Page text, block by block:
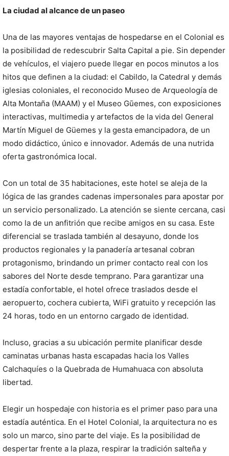
La ciudad al alcance de un paseo
Una de las mayores ventajas de hospedarse en el Colonial es
la posibilidad de redescubrir Salta Capital a pie. Sin depender
de vehículos, el viajero puede llegar en pocos minutos a los
hitos que definen a la ciudad: el Cabildo, la Catedral y demás
iglesias coloniales, el reconocido Museo de Arqueología de
Alta Montaña (MAAM) y el Museo Gūemes, con exposiciones
interactivas, multimedia y artefactos de la vida del General
Martín Miguel de Güemes y la gesta emancipadora, de un
modo didáctico, único e innovador. Además de una nutrida
oferta gastronómica local.
Con un total de 35 habitaciones, este hotel se aleja de la
lógica de las grandes cadenas impersonales para apostar por
un servicio personalizado. La atención se siente cercana, casi
como la de un anfitrión que recibe amigos en su casa. Este
diferencial se traslada también al desayuno, donde los
productos regionales y la panadería artesanal cobran
protagonismo, brindando un primer contacto real con los
sabores del Norte desde temprano. Para garantizar una
estadía confortable, el hotel ofrece traslados desde el
aeropuerto, cochera cubierta, WiFi gratuito y recepción las
24 horas, todo en un entorno cargado de identidad.
Incluso, gracias a su ubicación permite planificar desde
caminatas urbanas hasta escapadas hacia los Valles
Calchaquíes o la Quebrada de Humahuaca con absoluta
libertad.
Elegir un hospedaje con historia es el primer paso para una
estadía auténtica. En el Hotel Colonial, la arquitectura no es
solo un marco, sino parte del viaje. Es la posibilidad de
despertar frente a la plaza, respirar la tradición salteña y